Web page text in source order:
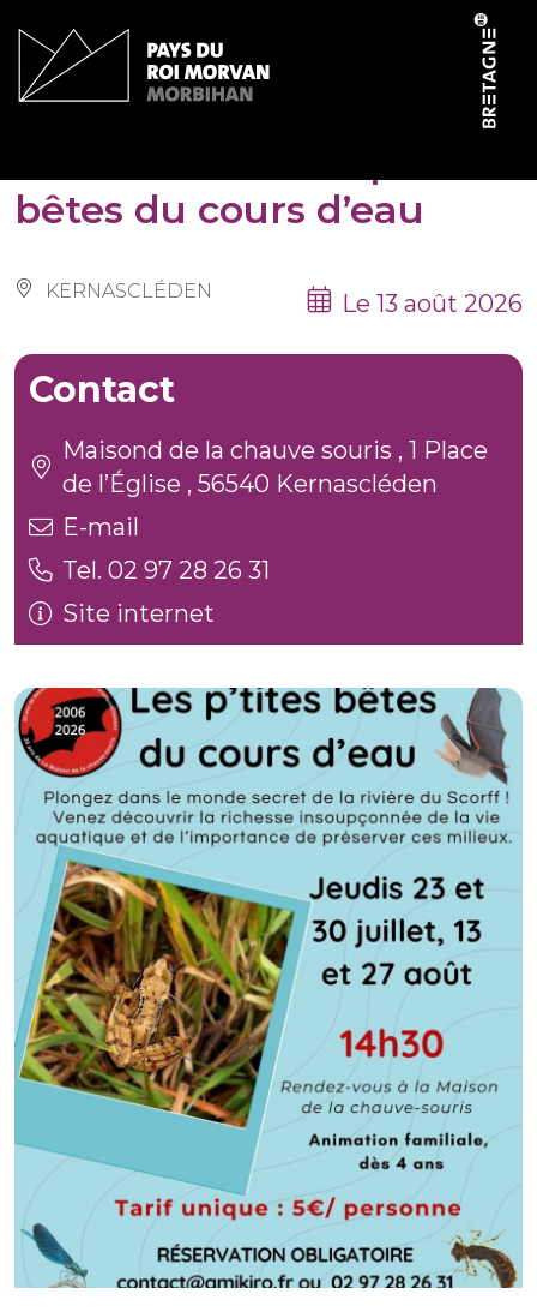
bêtes du cours d’eau
KERNASCLÉDEN Le 13 août 2026
Contact
Maisond de la chauve souris , 1 Place
de l’Église , 56540 Kernascléden
E-mail
Tel. 02 97 28 26 31
Site internet